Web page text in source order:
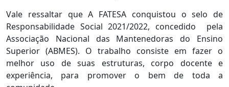
Vale ressaltar que A FATESA conquistou o selo de
Responsabilidade Social 2021/2022, concedido pela
Associação Nacional das Mantenedoras do Ensino
Superior (ABMES). O trabalho consiste em fazer o
melhor uso de suas estruturas, corpo docente e
experiência, para promover o bem de toda a